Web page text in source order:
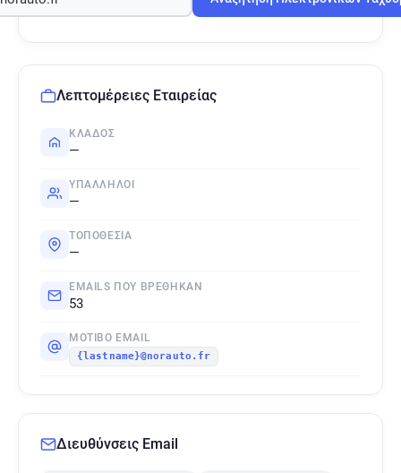
Λεπτομέρειες Εταιρείας
ΚΛΆΔΟΣ
—
ΥΠΆΛΛΗΛΟΙ
—
ΤΟΠΟΘΕΣΊΑ
—
EMAILS ΠΟΥ ΒΡΈΘΗΚΑΝ
53
ΜΟΤΊΒΟ EMAIL
{lastname}@norauto.fr
Διευθύνσεις Email